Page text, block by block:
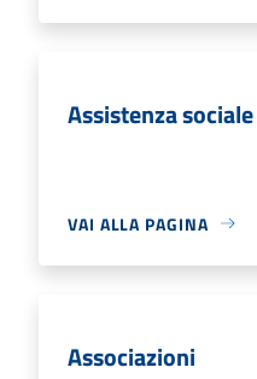
Assistenza sociale
VAI ALLA PAGINA
Associazioni